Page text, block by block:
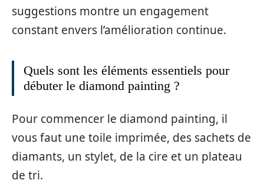
suggestions montre un engagement
constant envers l’amélioration continue.
Quels sont les éléments essentiels pour
débuter le diamond painting ?
Pour commencer le diamond painting, il
vous faut une toile imprimée, des sachets de
diamants, un stylet, de la cire et un plateau
de tri.